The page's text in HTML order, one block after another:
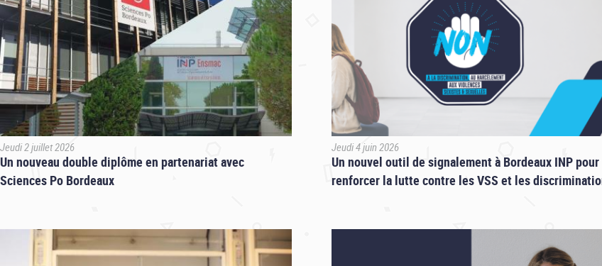
Jeudi 2 juillet 2026
Un nouveau double diplôme en partenariat avec
Sciences Po Bordeaux
Jeudi 4 juin 2026
Un nouvel outil de signalement à Bordeaux INP pour
renforcer la lutte contre les VSS et les